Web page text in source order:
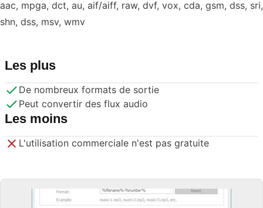
aac, mpga, dct, au, aif/aiff, raw, dvf, vox, cda, gsm, dss, sri,
shn, dss, msv, wmv
Les plus
De nombreux formats de sortie
Peut convertir des flux audio
Les moins
L'utilisation commerciale n'est pas gratuite